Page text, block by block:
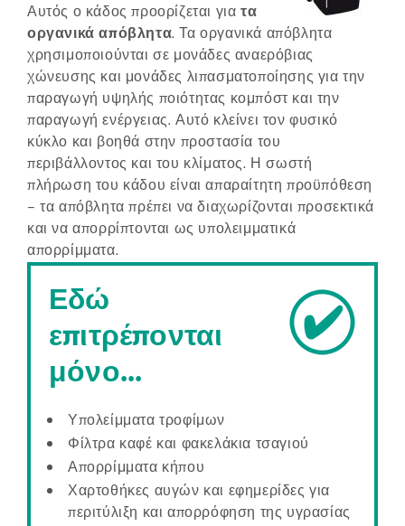
Αυτός ο κάδος προορίζεται γιατα
οργανικά απόβλητα. Τα οργανικά απόβλητα
χρησιμοποιούνται σε μονάδες αναερόβιας
χώνευσης και μονάδες λιπασματοποίησης για την
παραγωγή υψηλής ποιότητας κομπόστ και την
παραγωγή ενέργειας. Αυτό κλείνει τον φυσικό
κύκλο και βοηθά στην προστασία του
περιβάλλοντος και του κλίματος. Η σωστή
πλήρωση του κάδου είναι απαραίτητη προϋπόθεση
– τα απόβλητα πρέπει να διαχωρίζονται προσεκτικά
και να απορρίπτονται ως υπολειμματικά
απορρίμματα.
Εδώ
επιτρέπονται
μόνο...
Υπολείμματα τροφίμων
Φίλτρα καφέ και φακελάκια τσαγιού
Απορρίμματα κήπου
Χαρτοθήκες αυγών και εφημερίδες για
περιτύλιξη και απορρόφηση της υγρασίας